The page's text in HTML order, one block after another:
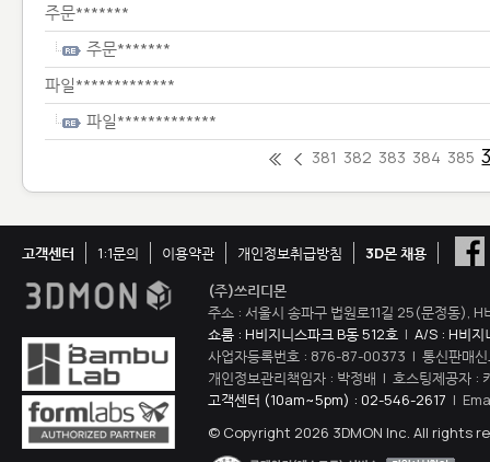
주문*******
주문*******
파일*************
파일*************
381 382 383 384 385
고객센터 1:1문의 이용약관 개인정보취급방침
3D몬 채용
(주)쓰리디몬
주소 : 서울시 송파구 법원로11길 25(문정동),
쇼룸 : H비지니스파크 B동 512호 | A/S : H비지
사업자등록번호 : 876-87-00373 | 통신판매
개인정보관리책임자 : 박정배 | 호스팅제공자 :
고객센터 (10am~5pm) : 02-546-2617 |
© Copyright 2026 3DMON Inc. All rights